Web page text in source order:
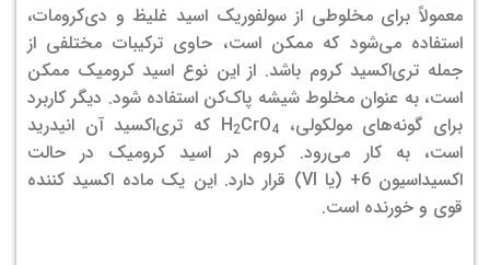
معمولاً برای مخلوطی از سولفوریک اسید غلیظ و دی‌کرومات،
استفاده می‌شود که ممکن است، حاوی ترکیبات مختلفی از
جمله تری‌اکسید کروم باشد. از این نوع اسید کرومیک ممکن
است، به عنوان مخلوط شیشه پاک‌کن استفاده شود. دیگر کاربرد
برای گونه‌های مولکولی، H
2CrO4
که تری‌اکسید آن انیدرید
است، به کار می‌رود. کروم در اسید کرومیک در حالت
اکسیداسیون 6+ (یا VI) قرار دارد. این یک ماده اکسید کننده
قوی و خورنده است.